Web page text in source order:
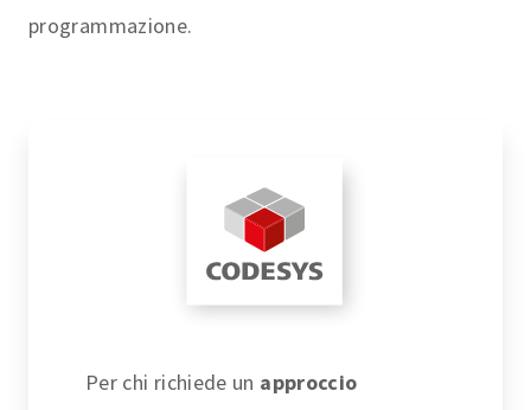
programmazione.
Per chi richiede un approccio